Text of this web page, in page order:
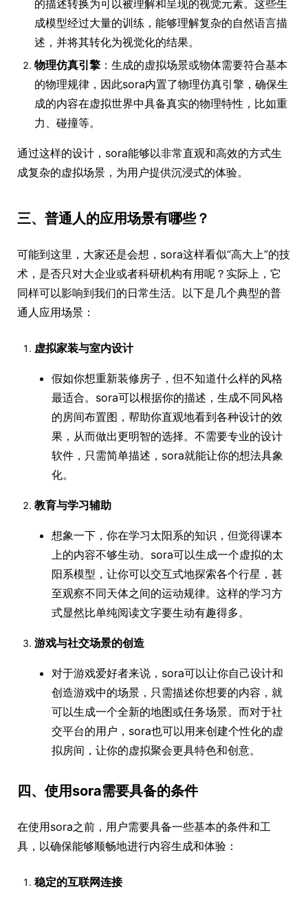
的描述转换为可以被理解和呈现的视觉元素。这些生
成模型经过大量的训练，能够理解复杂的自然语言描
述，并将其转化为视觉化的结果。
物理仿真引擎 ：生成的虚拟场景或物体需要符合基本
的物理规律，因此sora内置了物理仿真引擎，确保生
成的内容在虚拟世界中具备真实的物理特性，比如重
力、碰撞等。
通过这样的设计，sora能够以非常直观和高效的方式生
成复杂的虚拟场景，为用户提供沉浸式的体验。
三、普通人的应用场景有哪些？
可能到这里，大家还是会想，sora这样看似“高大上”的技
术，是否只对大企业或者科研机构有用呢？实际上，它
同样可以影响到我们的日常生活。以下是几个典型的普
通人应用场景：
虚拟家装与室内设计
假如你想重新装修房子，但不知道什么样的风格
最适合。sora可以根据你的描述，生成不同风格
的房间布置图，帮助你直观地看到各种设计的效
果，从而做出更明智的选择。不需要专业的设计
软件，只需简单描述，sora就能让你的想法具象
化。
教育与学习辅助
想象一下，你在学习太阳系的知识，但觉得课本
上的内容不够生动。sora可以生成一个虚拟的太
阳系模型，让你可以交互式地探索各个行星，甚
至观察不同天体之间的运动规律。这样的学习方
式显然比单纯阅读文字要生动有趣得多。
游戏与社交场景的创造
对于游戏爱好者来说，sora可以让你自己设计和
创造游戏中的场景，只需描述你想要的内容，就
可以生成一个全新的地图或任务场景。而对于社
交平台的用户，sora也可以用来创建个性化的虚
拟房间，让你的虚拟聚会更具特色和创意。
四、使用sora需要具备的条件
在使用sora之前，用户需要具备一些基本的条件和工
具，以确保能够顺畅地进行内容生成和体验：
稳定的互联网连接